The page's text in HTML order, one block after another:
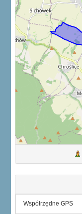
Współrzędne GPS